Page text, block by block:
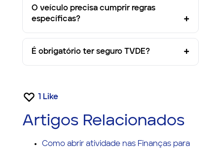
O veículo precisa cumprir regras
específicas?
É obrigatório ter seguro TVDE?
1 Like
Artigos Relacionados
Como abrir atividade nas Finanças para